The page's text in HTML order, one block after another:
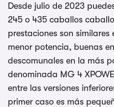
Desde julio de 2023
245 o 435 caballos
prestaciones son similares
menor potencia, buenas
descomunales en la más
denominada MG 4
entre las versiones
primer caso es más